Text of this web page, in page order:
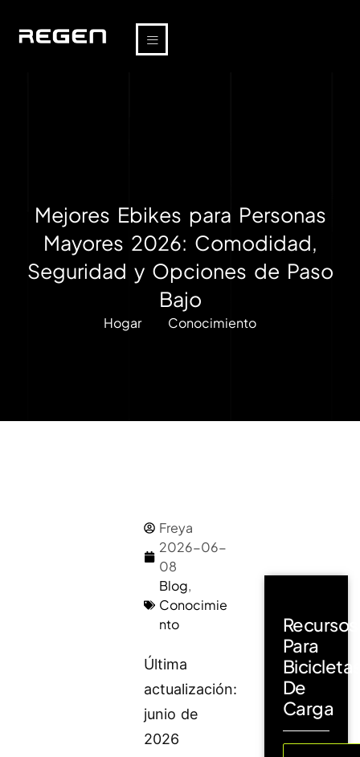
Mejores Ebikes para Personas
Mayores 2026: Comodidad,
Seguridad y Opciones de Paso
Bajo
Hogar Conocimiento
Freya
2026-06-
08
Blog,
Conocimie
nto
Última
actualización:
junio de
2026
Recursos
Para
De
Carga